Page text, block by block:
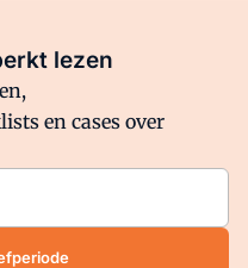
Lees inons manifestwaar
deze site zijn de
Algemene Voorwaarden
instellingen
lezen
en cases over